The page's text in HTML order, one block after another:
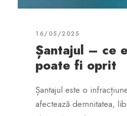
16/05/2025
Șantajul – ce
poate fi oprit
Șantajul este o
afectează demnitatea,